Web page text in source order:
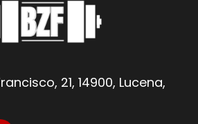
21, 14900, Lucena,